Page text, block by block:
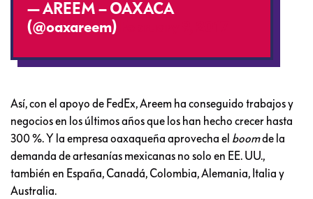
— AREEM – OAXACA
(@oaxareem)
Así, con el apoyo de FedEx, Areem ha conseguido trabajos y
negocios en los últimos años que los han hecho crecer hasta
300 %. Y la empresa oaxaqueña aprovecha el boomde la
demanda de artesanías mexicanas no solo en EE. UU.,
también en España, Canadá, Colombia, Alemania, Italia y
Australia.